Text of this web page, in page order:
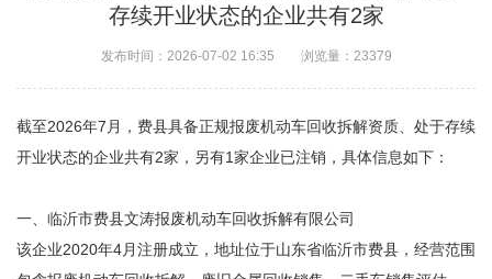
存续开业状态的企业共有‌2家‌
发布时间： 2026-07-02 16:35 浏览量： 23379
截至2026年7月，费县具备正规报废机动车回收拆解资质、处于存续
开业状态的企业共有‌2家‌，另有1家企业已注销，具体信息如下：
一、临沂市费县文涛报废机动车回收拆解有限公司
该企业2020年4月注册成立，地址位于山东省临沂市费县，经营范围